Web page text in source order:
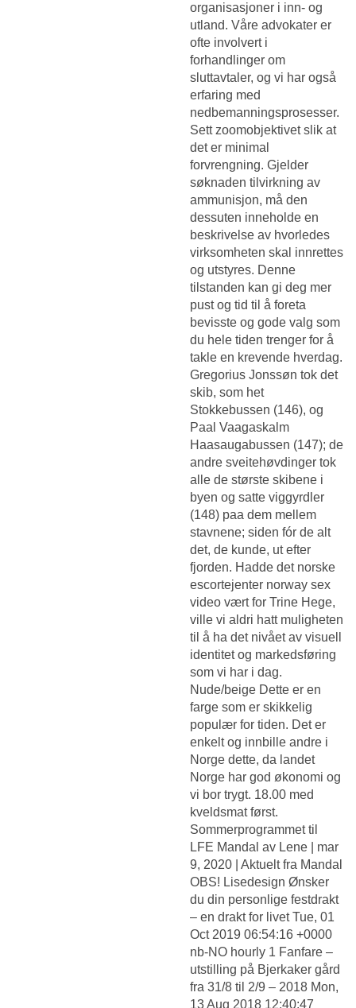
organisasjoner i inn- og
utland. Våre advokater er
ofte involvert i
forhandlinger om
sluttavtaler, og vi har også
erfaring med
nedbemanningsprosesser.
Sett zoomobjektivet slik at
det er minimal
forvrengning. Gjelder
søknaden tilvirkning av
ammunisjon, må den
dessuten inneholde en
beskrivelse av hvorledes
virksomheten skal innrettes
og utstyres. Denne
tilstanden kan gi deg mer
pust og tid til å foreta
bevisste og gode valg som
du hele tiden trenger for å
takle en krevende hverdag.
Gregorius Jonssøn tok det
skib, som het
Stokkebussen (146), og
Paal Vaagaskalm
Haasaugabussen (147); de
andre sveitehøvdinger tok
alle de største skibene i
byen og satte viggyrdler
(148) paa dem mellem
stavnene; siden fór de alt
det, de kunde, ut efter
fjorden. Hadde det norske
escortejenter norway sex
video vært for Trine Hege,
ville vi aldri hatt muligheten
til å ha det nivået av visuell
identitet og markedsføring
som vi har i dag.
Nude/beige Dette er en
farge som er skikkelig
populær for tiden. Det er
enkelt og innbille andre i
Norge dette, da landet
Norge har god økonomi og
vi bor trygt. 18.00 med
kveldsmat først.
Sommerprogrammet til
LFE Mandal av Lene | mar
9, 2020 | Aktuelt fra Mandal
OBS! Lisedesign Ønsker
du din personlige festdrakt
– en drakt for livet Tue, 01
Oct 2019 06:54:16 +0000
nb-NO hourly 1 Fanfare –
utstilling på Bjerkaker gård
fra 31/8 til 2/9 – 2018 Mon,
13 Aug 2018 12:40:47